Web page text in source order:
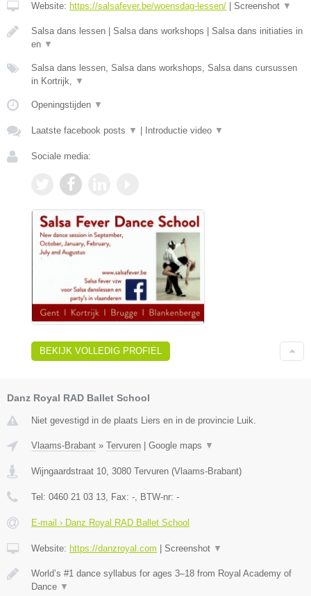
Website: https://salsafever.be/woensdag-lessen/ Screenshot ▼
Salsa dans lessen | Salsa dans workshops | Salsa dans initiaties in
en ▼
Salsa dans lessen, Salsa dans workshops, Salsa dans cursussen
in Kortrijk, ▼
Openingstijden ▼
Laatste facebook posts ▼ Introductie video ▼
Sociale media:
BEKIJK VOLLEDIG PROFIEL
Danz Royal RAD Ballet School
Niet gevestigd in de plaats Liers en in de provincie Luik.
Vlaams-Brabant » Tervuren | Google maps ▼
Wijngaardstraat 10 3080 Tervuren (Vlaams-Brabant)
Tel: 0460 21 03 13 , Fax: - , BTW-nr: -
E-mail › Danz Royal RAD Ballet School
Website: https://danzroyal.com | Screenshot ▼
World’s #1 dance syllabus for ages 3–18 from Royal Academy of
Dance ▼